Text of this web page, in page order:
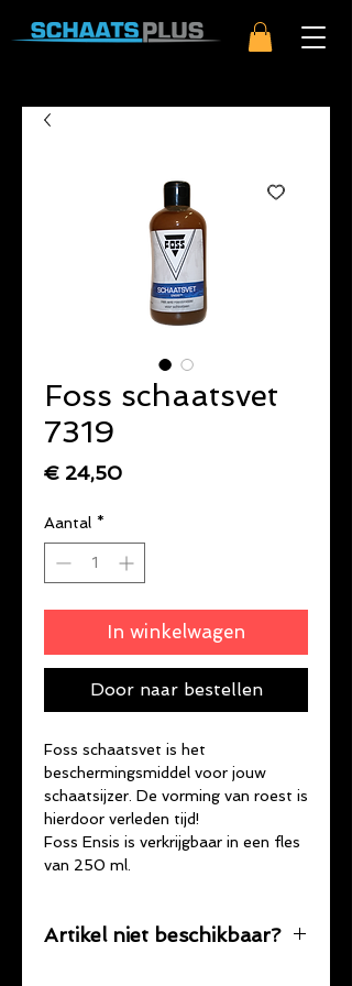
Foss schaatsvet
7319
€ 24,50Prijs
Aantal *
In winkelwagen
Door naar bestellen
Foss schaatsvet is het
beschermingsmiddel voor jouw
schaatsijzer. De vorming van roest is
hierdoor verleden tijd!
Foss Ensis is verkrijgbaar in een fles
van 250 ml.
Artikel niet beschikbaar?